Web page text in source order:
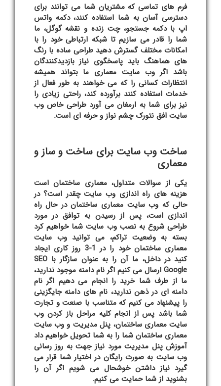
فرم های تماسی که مشتریان شما می توانند برای
دسترسی آسان به شما استفاده کنند، دکمه واتس
اپ با دکمه جستجو، چت زنده و نقشه گوگل، ما
شما را قادر می سازیم تا شبکه ارتباطی خود را با
امکانات مختلف گسترش دهید طراحی ساده با رنگ
های هماهنگ باید پاسخگوی نیاز بازدیدکنندگان
باشد اگر وب سایت معماری ما بتواند همیشه
انتظارات کسانی را که می خواهند به طور فعال از
خدمات استفاده کنند برآورده کند، راحتی زیادی را
نیز برای شما به ارمغان می آورد طراحی خاصوب
سایت افق نتورک چشم نواز و حرفه ای است.
ساخت وب سایت برای ساخت و ساز و
معماری
یکی از سوالات متداول، معماری ساختمان است
هزینه های راه اندازی وب سایت چقدر است؟ در
حالی که وب سایت معماری ساختماندر حال راه
اندازی است، پس از رسیدن به توافق در مورد
طراحی شروع به نصب وب سایت شما خواهیم کرد
بسته به وضعیت تراکم، می توانید وب سایت
معماری ساختمان خود را در 1-3 روز کاری ایجاد
کنید در داخل، ما آن را به عنوان سازگار با SEO
Google ارسال می کنیم اگر نام دامنه موجود ندارید،
ما از طرف شما خرید را انجام می دهیم اگر نام
دامنه ای در ذهن ندارید، نام های دامنه جایگزینی
را پیشنهاد می کنیم که متناسب با صنعت و تجارت
شما باشد پس از انجام کلیه مراحل باز کردن وب
سایت معماری ساختمان، پنل مدیریت و وب سایت
معماری ساختمان شما را به شما تحویل خواهیم داد
آموزش پنل مدیریت مورد نیاز جهت به روز رسانی
وب سایت به صورت رایگان در اختیار شما قرار می
گیرد نیاز داشتن خوشحال می شویم اگر آن را
بشنوید از شما حمایت می کنیم.